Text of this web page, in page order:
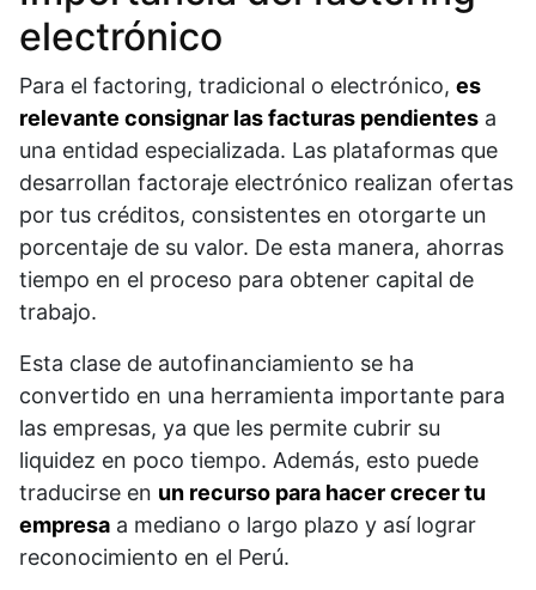
electrónico
Para el factoring, tradicional o electrónico, es
relevante consignar las facturas pendientes a
una entidad especializada. Las plataformas que
desarrollan factoraje electrónico realizan ofertas
por tus créditos, consistentes en otorgarte un
porcentaje de su valor. De esta manera, ahorras
tiempo en el proceso para obtener capital de
trabajo.
Esta clase de autofinanciamiento se ha
convertido en una herramienta importante para
las empresas, ya que les permite cubrir su
liquidez en poco tiempo. Además, esto puede
traducirse en un recurso para hacer crecer tu
empresa a mediano o largo plazo y así lograr
reconocimiento en el Perú.